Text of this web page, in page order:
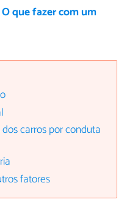
O que fazer com um
carros por conduta
fatores